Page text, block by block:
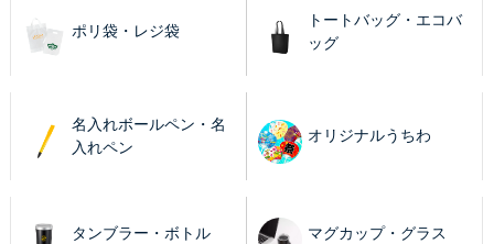
ポリ袋・レジ袋
トートバッグ・エコバ
ッグ
名入れボールペン・名
入れペン
オリジナルうちわ
タンブラー・ボトル マグカップ・グラス